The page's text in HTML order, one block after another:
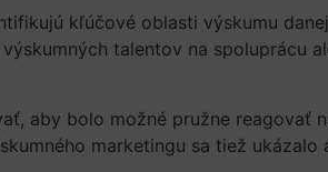
kľúčové oblasti výskumu
talentov na spoluprácu
aby bolo možné pružne reagovať
marketingu sa tiež ukázalo